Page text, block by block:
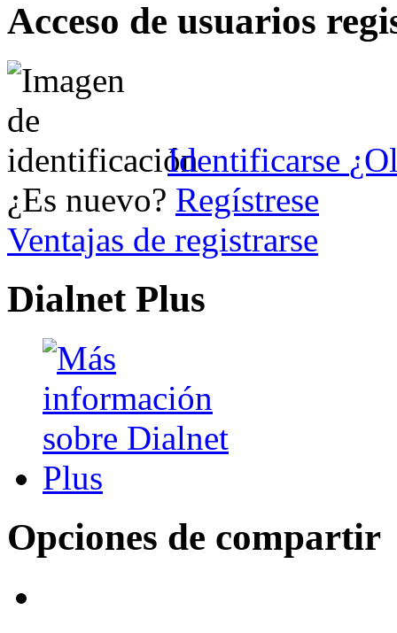
Acceso de usuarios
Identificarse
¿Es nuevo? Regístrese
Ventajas de registrarse
Dialnet Plus
Opciones de compartir